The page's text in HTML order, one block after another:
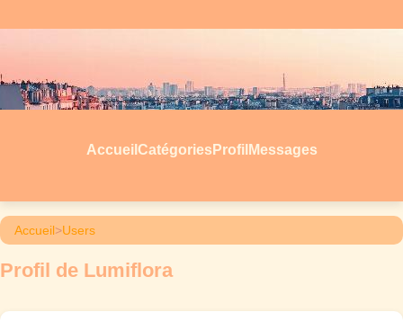
Accueil Catégories Profil Messages
Accueil>Users
Profil de Lumiflora